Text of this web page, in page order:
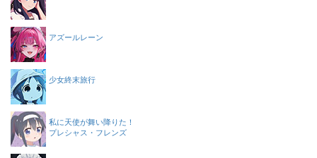
アズールレーン
少女終末旅行
私に天使が舞い降りた！
プレシャス・フレンズ